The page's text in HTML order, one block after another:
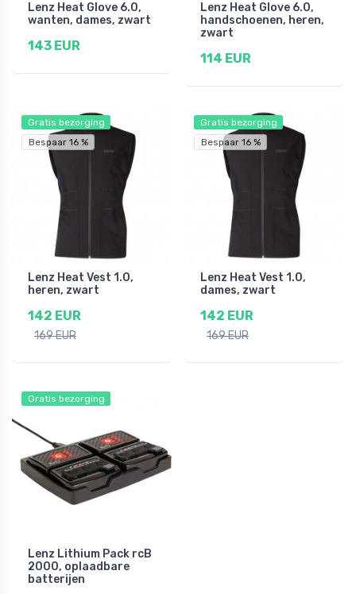
Lenz Heat Glove 6.0,
wanten, dames, zwart
143 EUR
Lenz Heat Glove 6.0,
handschoenen, heren,
zwart
114 EUR
Gratis bezorging
Bespaar 16 %
Lenz Heat Vest 1.0,
heren, zwart
142 EUR
169 EUR
Gratis bezorging
Bespaar 16 %
Lenz Heat Vest 1.0,
dames, zwart
142 EUR
169 EUR
Gratis bezorging
Lenz Lithium Pack rcB
2000, oplaadbare
batterijen